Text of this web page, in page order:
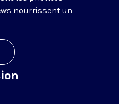
nourrissent un